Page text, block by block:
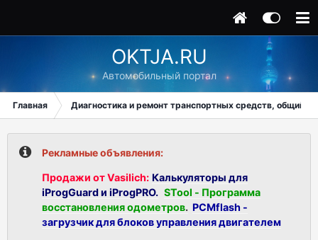
OKTJA.RU
Автомобильный портал
Главная Диагностика и ремонт транспортных средств, общий
Рекламные объявления:
Продажи от Vasilich: Калькуляторы для
iProgGuard и iProgPRO. STool - Программа
восстановления одометров. PCMflash -
загрузчик для блоков управления двигателем